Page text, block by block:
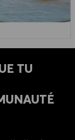
TU